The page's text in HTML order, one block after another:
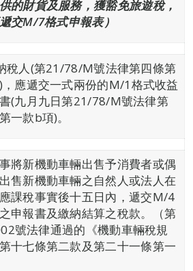
的財貨及服務，獲豁免旅遊稅，
交M/7格式申報表）
稅人(第21/78/M號法律第四條第
，應遞交一式兩份的M/1格式收益
(九月九日第21/78/M號法律第
一款b項)。
將新機動車輛出售予消費者或偶
售新機動車輛之自然人或法人在
課稅事實後十五日內，遞交M/4
申報書及繳納結算之稅款。（第
號法律通過的《機動車輛稅規
十七條第二款及第二十一條第一